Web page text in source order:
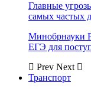
Главные
самых частых
Минобрнауки
ЕГЭ для
Prev Next
Транспорт